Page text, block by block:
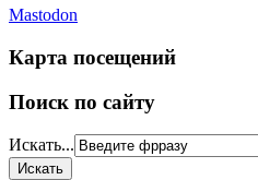
Mastodon
Карта посещений
Поиск по сайту
Искать...